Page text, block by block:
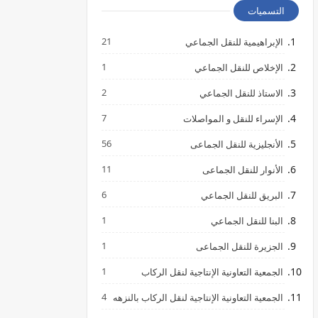
التسميات
الإبراهيمية للنقل الجماعي 21
الإخلاص للنقل الجماعي 1
الاستاذ للنقل الجماعي 2
الإسراء للنقل و المواصلات 7
الأنجليزية للنقل الجماعى 56
الأنوار للنقل الجماعى 11
البريق للنقل الجماعي 6
البنا للنقل الجماعي 1
الجزيرة للنقل الجماعى 1
الجمعية التعاونية الإنتاجية لنقل الركاب 1
الجمعية التعاونية الإنتاجية لنقل الركاب بالنزهه 4